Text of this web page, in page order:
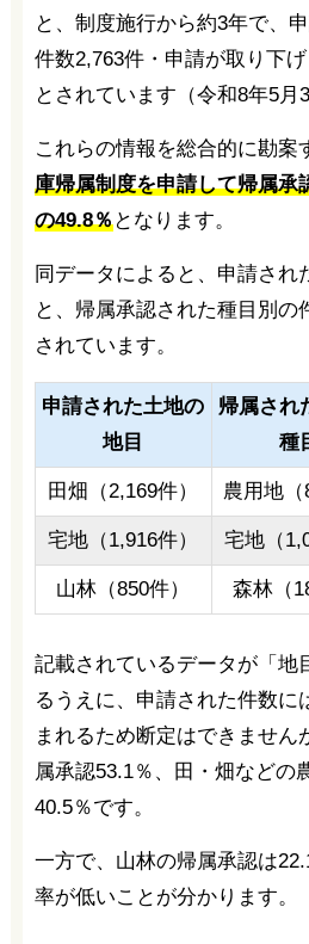
と、制度施行から約3年で、
件数2,763件・申請が取り下
とされています（令和8年5月
これらの情報を総合的に勘案
庫帰属制度を申請して帰属承
の49.8％となります。
同データによると、申請され
と、帰属承認された種目別の
されています。
申請された土地の
地目
帰属され
種
田畑（2,169件） 農用地（
宅地（1,916件） 宅地（
山林（850件） 森林（
記載されているデータが「地
るうえに、申請された件数に
まれるため断定はできません
属承認53.1％、田・畑などの
40.5％です。
一方で、山林の帰属承認は
率が低いことが分かります。